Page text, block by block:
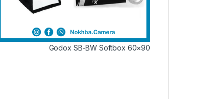
Godox SB-BW Softbox 60×90